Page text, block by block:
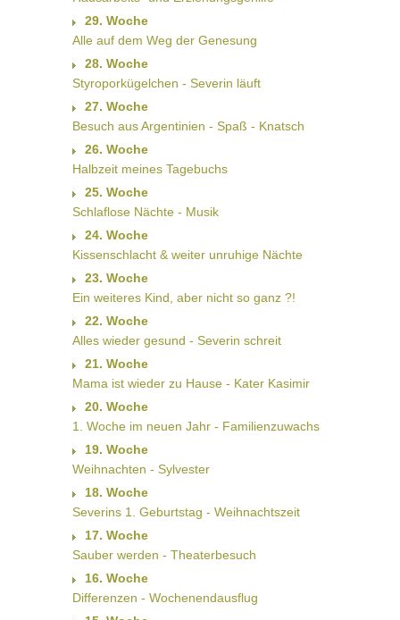
29. Woche
Alle auf dem Weg der Genesung
28. Woche
Styroporkügelchen - Severin läuft
27. Woche
Besuch aus Argentinien - Spaß - Knatsch
26. Woche
Halbzeit meines Tagebuchs
25. Woche
Schlaflose Nächte - Musik
24. Woche
Kissenschlacht & weiter unruhige Nächte
23. Woche
Ein weiteres Kind, aber nicht so ganz ?!
22. Woche
Alles wieder gesund - Severin schreit
21. Woche
Mama ist wieder zu Hause - Kater Kasimir
20. Woche
1. Woche im neuen Jahr - Familienzuwachs
19. Woche
Weihnachten - Sylvester
18. Woche
Severins 1. Geburtstag - Weihnachtszeit
17. Woche
Sauber werden - Theaterbesuch
16. Woche
Differenzen - Wochenendausflug